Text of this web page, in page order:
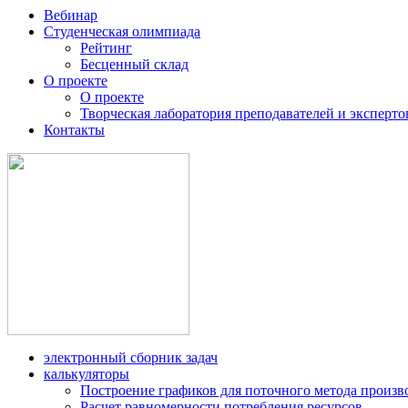
Вебинар
Студенческая олимпиада
Рейтинг
Бесценный склад
О проекте
О проекте
Творческая лаборатория преподавателей и
Контакты
электронный сборник задач
калькуляторы
Построение графиков для поточного метода